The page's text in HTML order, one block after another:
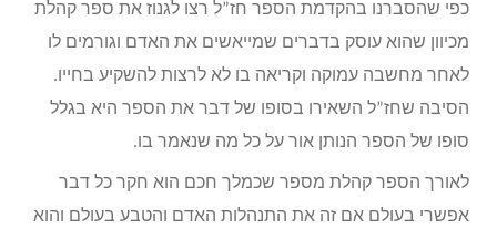
כפי שהסברנו בהקדמת הספר חז”ל רצו לגנוז את ספר קהלת
מכיוון שהוא עוסק בדברים שמייאשים את האדם וגורמים לו
לאחר מחשבה עמוקה וקריאה בו לא לרצות להשקיע בחייו.
הסיבה שחז”ל השאירו בסופו של דבר את הספר היא בגלל
סופו של הספר הנותן אור על כל מה שנאמר בו.
לאורך הספר קהלת מספר שכמלך חכם הוא חקר כל דבר
אפשרי בעולם אם זה את התנהלות האדם והטבע בעולם והוא